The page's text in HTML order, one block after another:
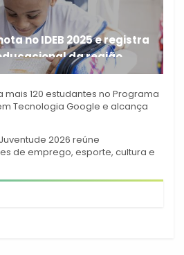
no IDEB 2025 e registra
da região
mais 120 estudantes no Programa
Tecnologia Google e alcança
2026 reúne
de emprego, esporte, cultura e